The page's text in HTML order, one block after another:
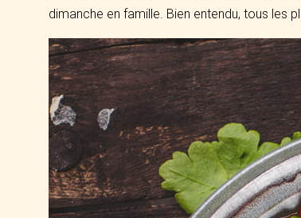
dimanche en famille. Bien entendu, tous les